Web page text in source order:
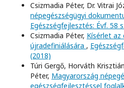
Csizmadia Péter, Dr. Vitrai
népegészségügyi
Egészségfejlesztés: Évf. 58
Csizmadia Péter, Kísérlet az
újradefiniálására ,
(2018)
Túri Gergő, Horváth
Péter, Magyarország
egészségfejlesztéssel